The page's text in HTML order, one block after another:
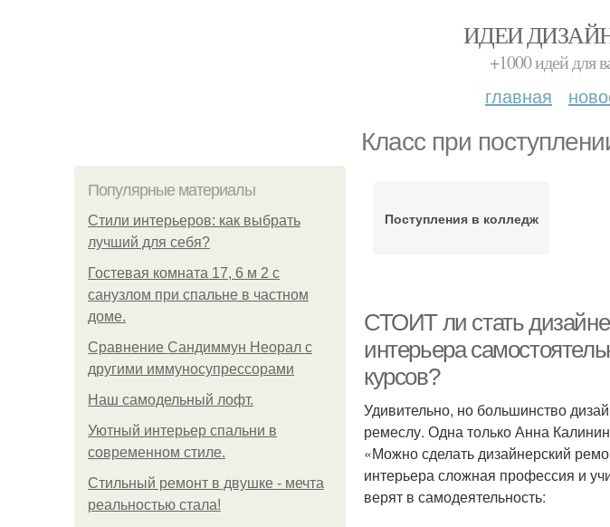
ИДЕИ
+1000 идей для
главная
Класс при
Популярные материалы
Стили интерьеров: как выбрать
лучший для себя?
Гостевая комната 17, 6 м 2 с
санузлом при спальне в частном
доме.
Сравнение Сандиммун Неорал с
другими иммуносупрессорами
Наш самодельный лофт.
Уютный интерьер спальни в
современном стиле.
Стильный ремонт в двушке - мечта
реальностью стала!
Поступления в колледж
СТОИТ ли стать
интерьера
курсов?
Удивительно, но большинство
ремеслу. Одна только Анна
«Можно сделать дизайнерский
интерьера сложная профессия и
верят в самодеятельность: